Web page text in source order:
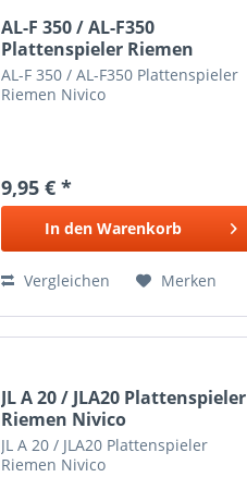
AL-F 350 / AL-F350
Plattenspieler Riemen
Nivico
AL-F 350 / AL-F350 Plattenspieler
Riemen Nivico
9,95 € *
In den Warenkorb
Vergleichen Merken
JL A 20 / JLA20 Plattenspieler
Riemen Nivico
JL A 20 / JLA20 Plattenspieler
Riemen Nivico